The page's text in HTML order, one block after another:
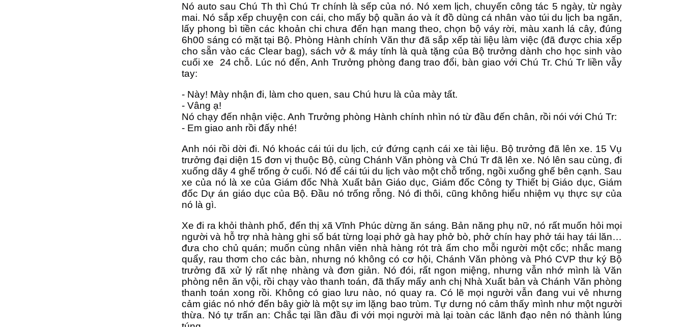
Nó auto sau Chú Th thì Chú Tr chính là sếp của nó. Nó xem lịch, chuyến công tác 5 ngày, từ ngày
mai. Nó sắp xếp chuyện con cái, cho mấy bộ quần áo và ít đồ dùng cá nhân vào túi du lịch ba ngăn,
lấy phong bì tiền các khoản chi chưa đến hạn mang theo, chọn bộ váy rời, màu xanh lá cây, đúng
6h00 sáng có mặt tại Bộ. Phòng Hành chính Văn thư đã sắp xếp tài liệu làm việc (đã được chia xếp
cho sẵn vào các Clear bag), sách vở & máy tính là quà tặng của Bộ trưởng dành cho học sinh vào
cuối xe 24 chỗ. Lúc nó đến, Anh Trưởng phòng đang trao đổi, bàn giao với Chú Tr. Chú Tr liền vẫy
tay:
- Này! Mày nhận đi, làm cho quen, sau Chú hưu là của mày tất.
- Vâng ạ!
Nó chạy đến nhận việc. Anh Trưởng phòng Hành chính nhìn nó từ đầu đến chân, rồi nói với Chú Tr:
- Em giao anh rồi đấy nhé!
Anh nói rồi dời đi. Nó khoác cái túi du lịch, cứ đứng cạnh cái xe tài liệu. Bộ trưởng đã lên xe. 15 Vụ
trưởng đại diện 15 đơn vị thuộc Bộ, cùng Chánh Văn phòng và Chú Tr đã lên xe. Nó lên sau cùng, đi
xuống dãy 4 ghế trống ở cuối. Nó để cái túi du lịch vào một chỗ trống, ngồi xuống ghế bên cạnh. Sau
xe của nó là xe của Giám đốc Nhà Xuất bản Giáo dục, Giám đốc Công ty Thiết bị Giáo dục, Giám
đốc Dự án giáo dục của Bộ. Đầu nó trống rỗng. Nó đi thôi, cũng không hiểu nhiệm vụ thực sự của
nó là gì.
Xe đi ra khỏi thành phố, đến thị xã Vĩnh Phúc dừng ăn sáng. Bản năng phụ nữ, nó rất muốn hỏi mọi
người và hỗ trợ nhà hàng ghi số bát từng loại phở gà hay phở bò, phở chín hay phở tái hay tái lăn…
đưa cho chủ quán; muốn cùng nhân viên nhà hàng rót trà ấm cho mỗi người một cốc; nhắc mang
quẩy, rau thơm cho các bàn, nhưng nó không có cơ hội, Chánh Văn phòng và Phó CVP thư ký Bộ
trưởng đã xử lý rất nhẹ nhàng và đơn giản. Nó đói, rất ngon miệng, nhưng vẫn nhớ mình là Văn
phòng nên ăn vội, rồi chạy vào thanh toán, đã thấy mấy anh chị Nhà Xuất bản và Chánh Văn phòng
thanh toán xong rồi. Không có giao lưu nào, nó quay ra. Có lẽ mọi người vẫn đang vui vẻ nhưng
cảm giác nó nhớ đến bây giờ là một sự im lặng bao trùm. Tự dưng nó cảm thấy mình như một người
thừa. Nó tự trấn an: Chắc tại lần đầu đi với mọi người mà lại toàn các lãnh đạo nên nó thành lúng